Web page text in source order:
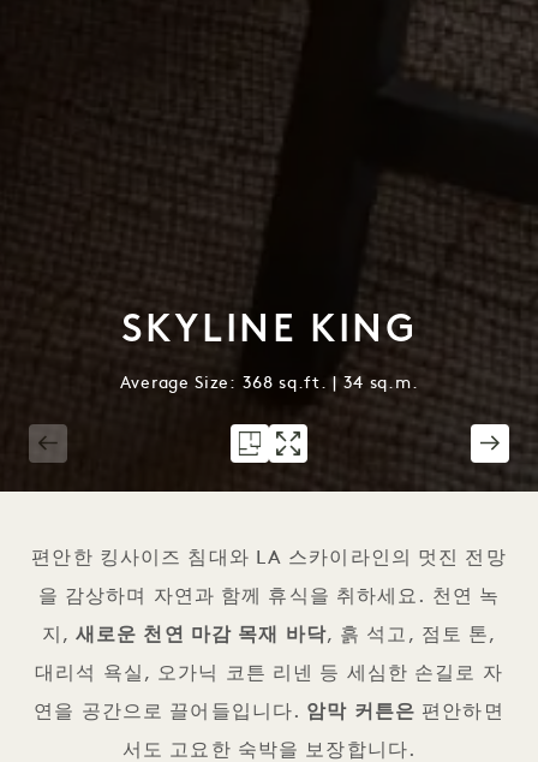
SKYLINE KING
Average Size: 368 sq.ft. | 34 sq.m.
편안한 킹사이즈 침대와 LA 스카이라인의 멋진 전망
을 감상하며 자연과 함께 휴식을 취하세요. 천연 녹
지, 새로운 천연 마감 목재 바닥, 흙 석고, 점토 톤,
대리석 욕실, 오가닉 코튼 리넨 등 세심한 손길로 자
연을 공간으로 끌어들입니다. 암막 커튼은 편안하면
서도 고요한 숙박을 보장합니다.